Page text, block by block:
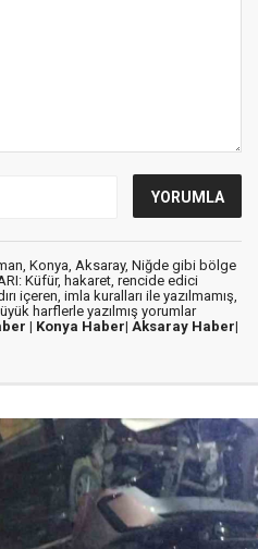
Konya, Aksaray, Niğde gibi bölge
Küfür, hakaret, rencide edici
içeren, imla kuralları ile yazılmamış,
harflerle yazılmış yorumlar
| Konya Haber| Aksaray Haber|